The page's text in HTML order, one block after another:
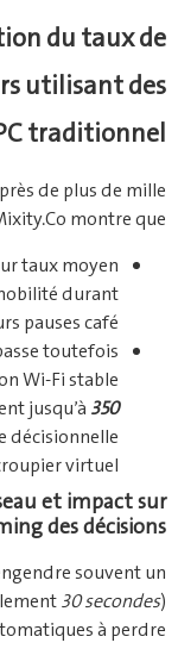
du taux de
utilisant des
traditionnel
de plus de mille
montre que :
taux moyen
durant
pauses café.
toutefois
Wi‑Fi stable
jusqu’à 350
décisionnelle
virtuel.
et impact sur
des décisions
souvent un
30 secondes)
à perdre